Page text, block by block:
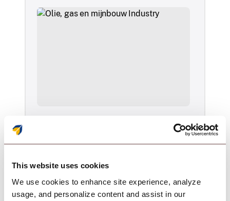
This website uses cookies
We use cookies to enhance site experience, analyze
usage, and personalize content and assist in our